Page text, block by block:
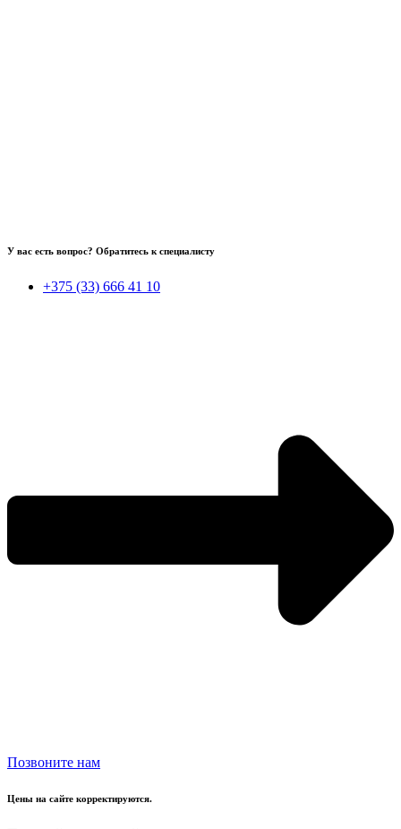
У вас есть вопрос? Обратитесь к специалисту
+375 (33) 666 41 10
Позвоните нам
Цены на сайте корректируются.